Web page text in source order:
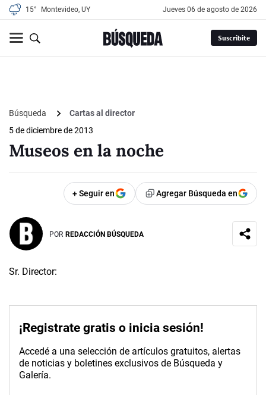
15° Montevideo, UY jueves 06 de agosto de 2026
Suscribite
Búsqueda
Cartas al director
5 de diciembre de 2013
Museos en la noche
+ Seguir en Agregar Búsqueda en
POR REDACCIÓN BÚSQUEDA
Sr. Director:
¡Registrate gratis o inicia sesión!
Accedé a una selección de artículos gratuitos, alertas
de noticias y boletines exclusivos de Búsqueda y
Galería.